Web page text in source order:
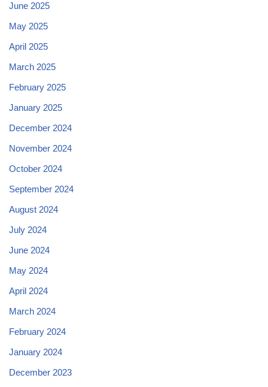
June 2025
May 2025
April 2025
March 2025
February 2025
January 2025
December 2024
November 2024
October 2024
September 2024
August 2024
July 2024
June 2024
May 2024
April 2024
March 2024
February 2024
January 2024
December 2023